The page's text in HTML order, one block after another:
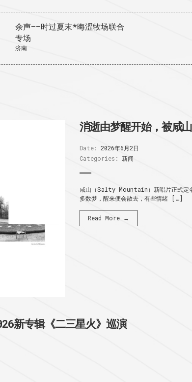
余声——时过夏末*晦涩牧场联合
专场
济南
消逝由梦醒开始，被咸
Date: 2026年6月2日
Categories:
新闻
咸山（Salty Mountain）新唱片正式定
多数梦，醒来便会散去，有些情绪 […]
Read More →
新专辑《二三星火》巡演